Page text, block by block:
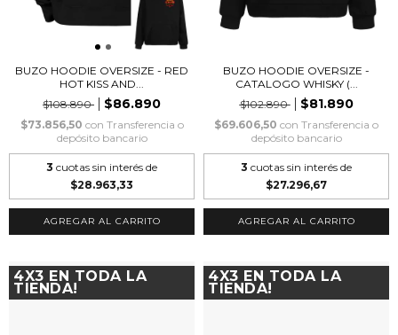
BUZO HOODIE OVERSIZE - RED
HOT KISS AND...
$108.890
$86.890
$73.856,50 con Transferencia o
depósito bancario
3 cuotas sin interés de
$28.963,33
AGREGAR AL CARRITO
BUZO HOODIE OVERSIZE -
CATALOGO WHISKY (...
$102.890
$81.890
$69.606,50 con Transferencia o
depósito bancario
3 cuotas sin interés de
$27.296,67
AGREGAR AL CARRITO
4X3 EN TODA LA
TIENDA!
4X3 EN TODA LA
TIENDA!